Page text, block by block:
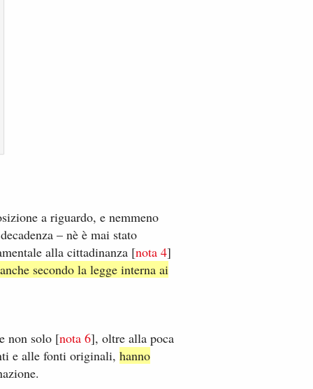
a riguardo, e nemmeno
– nè è mai stato
alla cittadinanza [​nota ​4]
secondo la legge interna ai
non​ solo ​[nota ​6], oltre alla poca
e alle fonti​ originali​, hanno